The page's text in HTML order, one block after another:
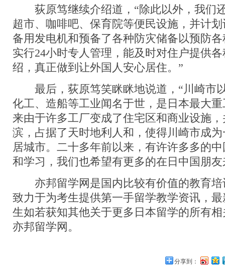
荻原笃继续介绍道，“除此以外，我们
超市、咖啡吧、保育院等便民设施，并计
备用发电机和预备了各种防灾储备以预防
实行24小时专人管理，能及时对住户提供
绍，真正做到让外国人安心居住。”
最后，荻原笃笑眯眯地说道，“川崎市
化工、造船等工业闻名于世，是日本最大
来由于许多工厂变成了住宅区和商业设施
滨，占据了天时地利人和，使得川崎市成
居城市。二十多年前以来，有许许多多的
和学习，我们也希望有更多的在日中国朋
亦邦留学网是国内比较有价值的教育培
致力于为考生提供第一手留学教学资讯，
生如若获知其他关于更多日本留学的所有
亦邦留学网。
分享到：